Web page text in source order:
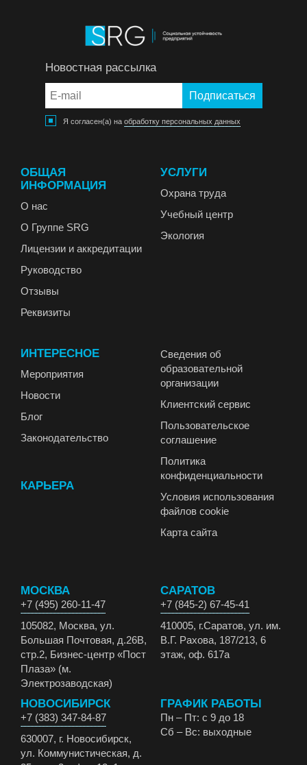
Новостная рассылка
Я согласен(а) на обработку персональных данных
ОБЩАЯ
ИНФОРМАЦИЯ
О нас
О Группе SRG
Лицензии и аккредитации
Руководство
Отзывы
Реквизиты
УСЛУГИ
Охрана труда
Учебный центр
Экология
ИНТЕРЕСНОЕ
Мероприятия
Новости
Блог
Законодательство
КАРЬЕРА
Сведения об
образовательной
организации
Клиентский сервис
Пользовательское
соглашение
Политика
конфиденциальности
Условия использования
файлов cookie
Карта сайта
МОСКВА
+7 (495) 260-11-47
105082, Москва, ул.
Большая Почтовая, д.26В,
стр.2, Бизнес-центр «Пост
Плаза» (м.
Электрозаводская)
САРАТОВ
+7 (845-2) 67-45-41
410005, г.Саратов, ул. им.
В.Г. Рахова, 187/213, 6
этаж, оф. 617а
НОВОСИБИРСК
+7 (383) 347-84-87
630007, г. Новосибирск,
ул. Коммунистическая, д.
ГРАФИК РАБОТЫ
Пн – Пт: с 9 до 18
Сб – Вс: выходные